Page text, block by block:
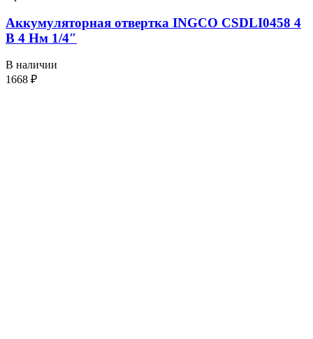
Аккумуляторная отвертка INGCO CSDLI0458 4
В 4 Нм 1/4″
В наличии
1668 ₽